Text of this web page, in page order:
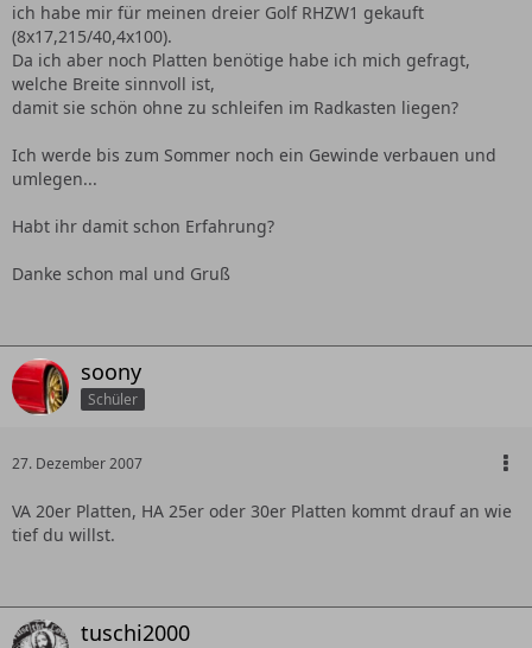
ich habe mir für meinen dreier Golf RHZW1 gekauft
(8x17,215/40,4x100).
Da ich aber noch Platten benötige habe ich mich gefragt,
welche Breite sinnvoll ist,
damit sie schön ohne zu schleifen im Radkasten liegen?
Ich werde bis zum Sommer noch ein Gewinde verbauen und
umlegen...
Habt ihr damit schon Erfahrung?
Danke schon mal und Gruß
soony
Schüler
27. Dezember 2007
VA 20er Platten, HA 25er oder 30er Platten kommt drauf an wie
tief du willst.
tuschi2000